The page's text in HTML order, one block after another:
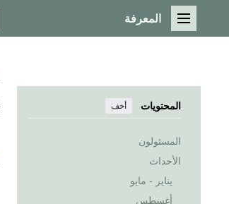
القائمة الرئيسية
المعرفة
المحتويات أخف
المسئولون
الأحداث
يناير - مايو
أغسطس